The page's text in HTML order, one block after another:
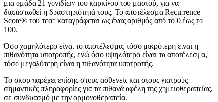
μια ομάδα 21 γονιδίων του καρκίνου του μαστού, για να
διαπιστωθεί η δραστηριότητά τους. Το αποτέλεσμα Recurrence
Score® του τεστ καταγράφεται ως ένας αριθμός από το 0 έως το
100.
Όσο χαμηλότερο είναι το αποτέλεσμα, τόσο μικρότερη είναι η
πιθανότητα υποτροπής, ενώ όσο υψηλότερο είναι το αποτέλεσμα,
τόσο μεγαλύτερη είναι η πιθανότητα υποτροπής.
Το σκορ παρέχει επίσης στους ασθενείς και στους γιατρούς
σημαντικές πληροφορίες για τα πιθανά οφέλη της χημειοθεραπείας,
σε συνδυασμό με την ορμονοθεραπεία.